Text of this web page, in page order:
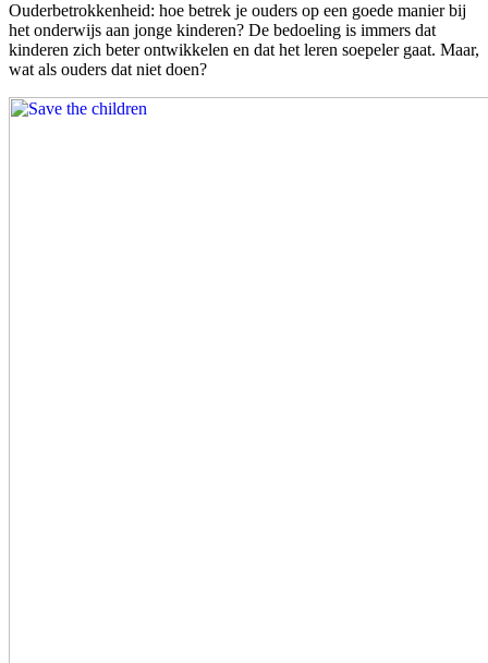
Ouderbetrokkenheid: hoe betrek je ouders op een goede manier bij
het onderwijs aan jonge kinderen? De bedoeling is immers dat
kinderen zich beter ontwikkelen en dat het leren soepeler gaat. Maar,
wat als ouders dat niet doen?